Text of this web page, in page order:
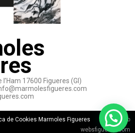
17600 Figueres (GI)
de Cookies Marmoles Figueres Diseño web
websfigueres.com